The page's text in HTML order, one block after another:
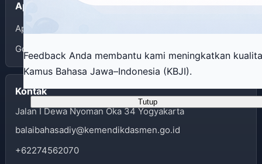
Feedback Anda membantu kami meningkatkan
Kamus Bahasa Jawa–Indonesia (KBJI).
Tutup
Aplikasi
App Store
Google Play
Kontak
Jalan I Dewa Nyoman Oka 34 Yogyakarta
balaibahasadiy@kemendikdasmen.go.id
+62274562070